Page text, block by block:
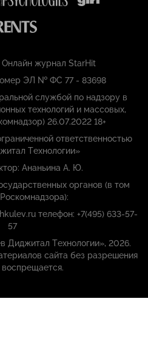
Онлайн журнал StarHit
ЭЛ № ФС 77 - 83698
службой по надзору в
технологий и массовых,
26.07.2022 18+
ответственностью
Технологии»
Ананьина А. Ю.
органов (в том
телефон: +7(495) 633-57-
57
Диджитал Технологии», 2026.
сайта без разрешения
воспрещается.